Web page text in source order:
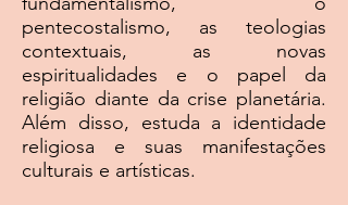
pentecostalismo, as teologias
contextuais, as novas
espiritualidades e o papel da
religião diante da crise planetária.
Além disso, estuda a identidade
religiosa e suas manifestações
culturais e artísticas.